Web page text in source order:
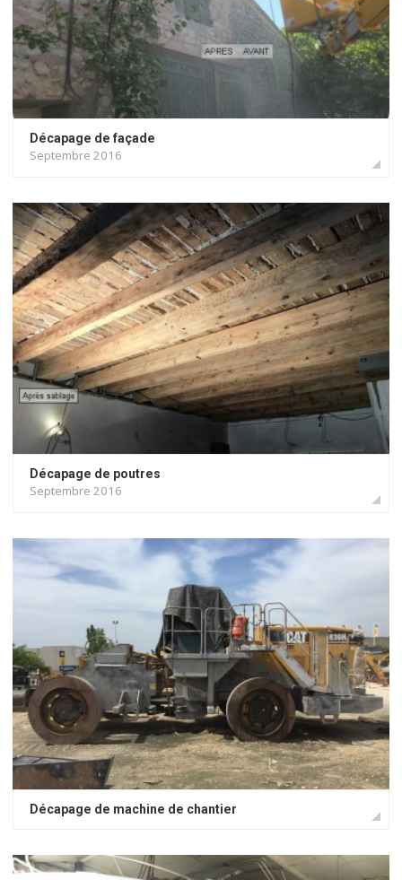
Décapage de façade
Septembre 2016
Décapage de poutres
Septembre 2016
Décapage de machine de chantier